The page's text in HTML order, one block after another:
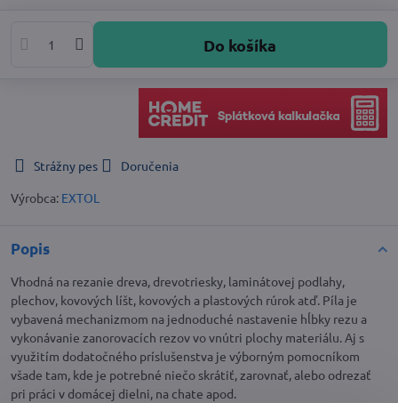
Do košíka
Strážny pes
Doručenia
Výrobca: EXTOL
Popis
Vhodná na rezanie dreva, drevotriesky, laminátovej podlahy,
plechov, kovových líšt, kovových a plastových rúrok atď. Píla je
vybavená mechanizmom na jednoduché nastavenie hĺbky rezu a
vykonávanie zanorovacích rezov vo vnútri plochy materiálu. Aj s
využitím dodatočného príslušenstva je výborným pomocníkom
všade tam, kde je potrebné niečo skrátiť, zarovnať, alebo odrezať
pri práci v domácej dielni, na chate apod.